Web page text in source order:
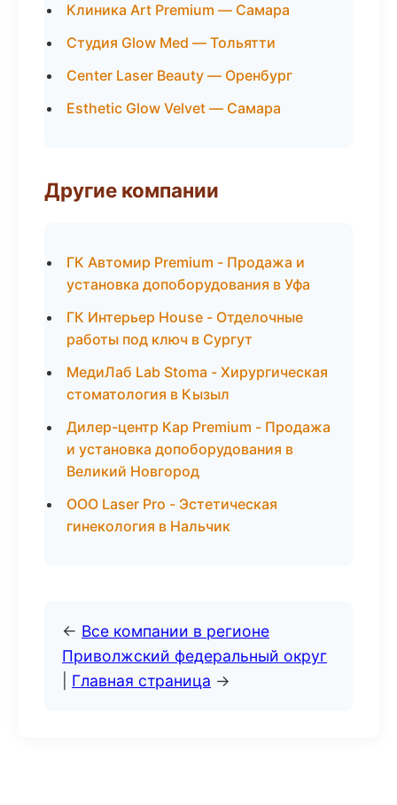
Клиника Art Premium — Самара
Студия Glow Med — Тольятти
Center Laser Beauty — Оренбург
Esthetic Glow Velvet — Самара
Другие компании
ГК Автомир Premium - Продажа и
установка допоборудования в Уфа
ГК Интерьер House - Отделочные
работы под ключ в Сургут
МедиЛаб Lab Stoma - Хирургическая
стоматология в Кызыл
Дилер-центр Кар Premium - Продажа
и установка допоборудования в
Великий Новгород
ООО Laser Pro - Эстетическая
гинекология в Нальчик
← Все компании в регионе
Приволжский федеральный округ
Главная страница →